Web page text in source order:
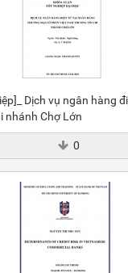
Dịch vụ ngân hàng
nhánh Chợ Lớn
0